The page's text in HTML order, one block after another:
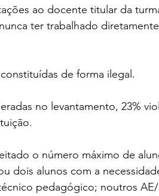
ao docente titular da
ter trabalhado
de forma ilegal.
no levantamento, 23%
o número máximo de
dois alunos com a
pedagógico; noutros